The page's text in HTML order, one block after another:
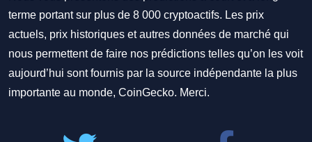
terme portant sur plus de 8 000 cryptoactifs. Les prix
actuels, prix historiques et autres données de marché qui
nous permettent de faire nos prédictions telles qu’on les voit
aujourd’hui sont fournis par la source indépendante la plus
importante au monde, CoinGecko. Merci.